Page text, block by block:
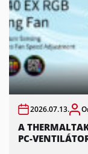
2026.07.13.
A
PC-